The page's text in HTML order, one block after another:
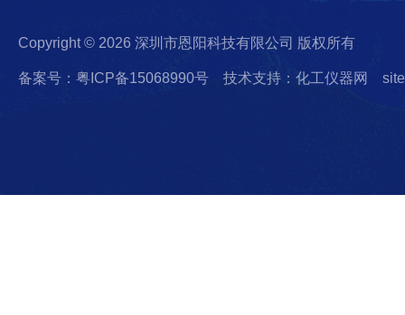
Copyright © 2026 深圳市恩阳科技有限公司 版权所有
备案号：粤ICP备15068990号 技术支持：化工仪器网